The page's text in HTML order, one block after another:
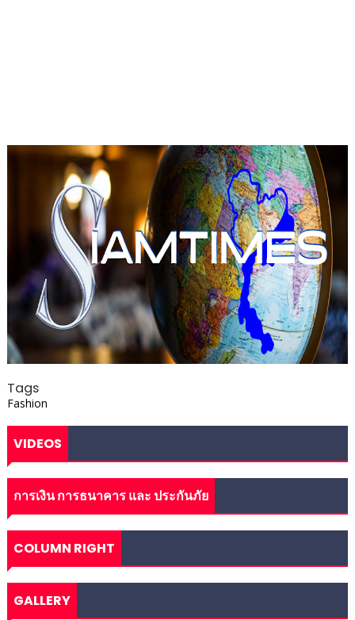
Tags
Fashion
VIDEOS
การเงิน การธนาคาร และ ประกันภัย
COLUMN RIGHT
GALLERY